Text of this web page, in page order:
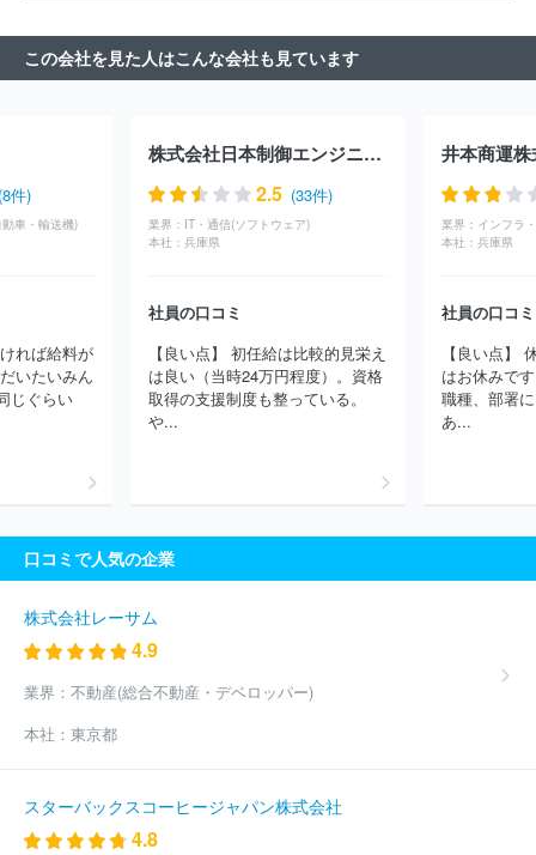
スズキ株式会社
株式会社豊田自動織機 豊田合成株式会社
株
式会社アイシン
ダイハツ工業株式会社
株式会社東海理化電機製
作所
しげる工業株式会社 トヨタ自動車東日本株式会社
株式会
株式会社エフテック 株式会社エイチワン
トヨタ自動車
北海道株式会社
株式会社ショーワ マレリ株式会社
オートリブ
株式会社
株式会社ミクニ
式会社
株式会社ＩＨＩ原動機 三菱自動車工業株式会社
株式会
日立交通テクノロジー株式会社
株式会社ＩＨＩ
会社
曙ブレーキ工業株式会社 日本アビオニクス株式会社
株式
会社ＴＢＫ
三菱ふそうトラック・バス株式会社
三恵技研工業株
式会社
いすゞ自動車株式会社
ニデックパワートレインシステム
コベルコ建機株式会社
この会社を見た人はこんな会社も見ています
件)
車・輸送機)
れば給料が
いたいみん
じぐらい
株式会社日本制御エンジニアリング
2.5 (33件)
業界： IT・通信(ソフトウェア)
本社： 兵庫県
社員の口コミ
【良い点】 初任給は比較的見栄え
は良い（当時24万円程度）。資格
取得の支援制度も整っている。
や...
井本商運
業界：
本社： 兵庫県
社員の口コミ
【良い点】
はお休みで
職種、部署
あ...
口コミで人気の企業
株式会社レーサム
4.9
業界： 不動産(総合不動産・デベロッパー)
本社： 東京都
スターバックスコーヒージャパン株式会社
4.8